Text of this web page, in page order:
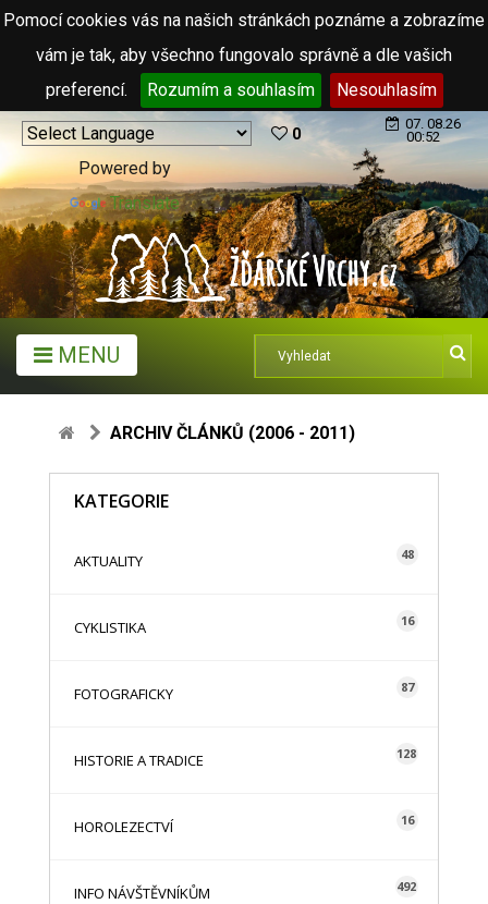
Pomocí cookies vás na našich stránkách poznáme a zobrazíme
vám je tak, aby všechno fungovalo správně a dle vašich
preferencí.
Rozumím a souhlasím Nesouhlasím
Powered by
Translate
0
07. 08.26
00:52
MENU
ARCHIV ČLÁNKŮ (2006 - 2011)
KATEGORIE
AKTUALITY 48
CYKLISTIKA 16
FOTOGRAFICKY 87
HISTORIE A TRADICE 128
HOROLEZECTVÍ 16
INFO NÁVŠTĚVNÍKŮM 492